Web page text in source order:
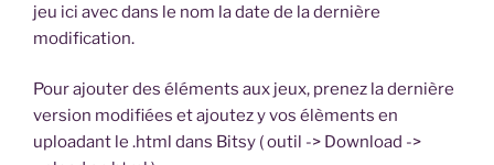
jeu ici avec dans le nom la date de la dernière
modification.
Pour ajouter des éléments aux jeux, prenez la dernière
version modifiées et ajoutez y vos élèments en
uploadant le .html dans Bitsy ( outil -> Download ->